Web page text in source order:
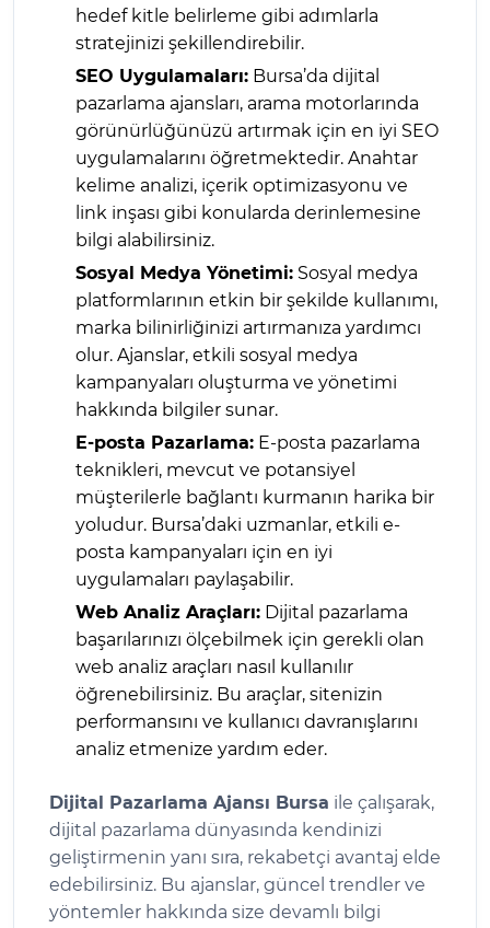
hedef kitle belirleme gibi adımlarla
stratejinizi şekillendirebilir.
SEO Uygulamaları: Bursa’da dijital
pazarlama ajansları, arama motorlarında
görünürlüğünüzü artırmak için en iyi SEO
uygulamalarını öğretmektedir. Anahtar
kelime analizi, içerik optimizasyonu ve
link inşası gibi konularda derinlemesine
bilgi alabilirsiniz.
Sosyal Medya Yönetimi: Sosyal medya
platformlarının etkin bir şekilde kullanımı,
marka bilinirliğinizi artırmanıza yardımcı
olur. Ajanslar, etkili sosyal medya
kampanyaları oluşturma ve yönetimi
hakkında bilgiler sunar.
E-posta Pazarlama: E-posta pazarlama
teknikleri, mevcut ve potansiyel
müşterilerle bağlantı kurmanın harika bir
yoludur. Bursa’daki uzmanlar, etkili e-
posta kampanyaları için en iyi
uygulamaları paylaşabilir.
Web Analiz Araçları: Dijital pazarlama
başarılarınızı ölçebilmek için gerekli olan
web analiz araçları nasıl kullanılır
öğrenebilirsiniz. Bu araçlar, sitenizin
performansını ve kullanıcı davranışlarını
analiz etmenize yardım eder.
Dijital Pazarlama Ajansı Bursa ile çalışarak,
dijital pazarlama dünyasında kendinizi
geliştirmenin yanı sıra, rekabetçi avantaj elde
edebilirsiniz. Bu ajanslar, güncel trendler ve
yöntemler hakkında size devamlı bilgi